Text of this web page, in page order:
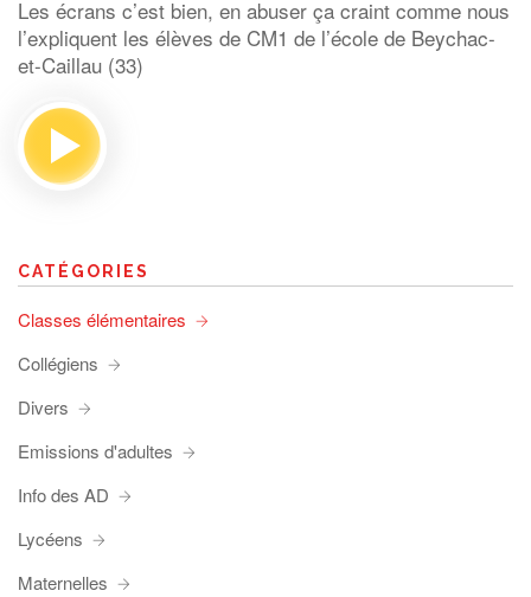
Les écrans c’est bien, en abuser ça craint comme nous
l’expliquent les élèves de CM1 de l’école de Beychac-
et-Caillau (33)
CATÉGORIES
Classes élémentaires
Collégiens
Divers
Emissions d'adultes
Info des AD
Lycéens
Maternelles